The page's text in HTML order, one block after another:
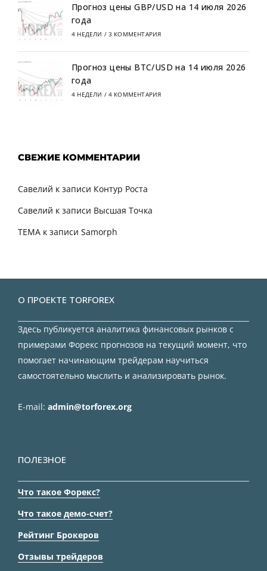
Прогноз цены GBP/USD на 14 июля 2026
года
4 НЕДЕЛИ / 3 КОММЕНТАРИЯ
Прогноз цены BTC/USD на 14 июля 2026
года
4 НЕДЕЛИ / 4 КОММЕНТАРИЯ
СВЕЖИЕ КОММЕНТАРИИ
Савелий к записи Контур Роста
Савелий к записи Высшая Точка
TEMA к записи Samorph
О ПРОЕКТЕ TORFOREX
Здесь публикуется аналитика финансовых рынков с
примерами Форекс прогнозов на текущий момент, что
помогает начинающим трейдерам научиться
самостоятельно мыслить и анализировать рынок.
E-mail: admin@torforex.org
ПОЛЕЗНОЕ
Что такое Форекс?
Что такое демо-счет?
Рейтинг Брокеров
Отзывы трейдеров